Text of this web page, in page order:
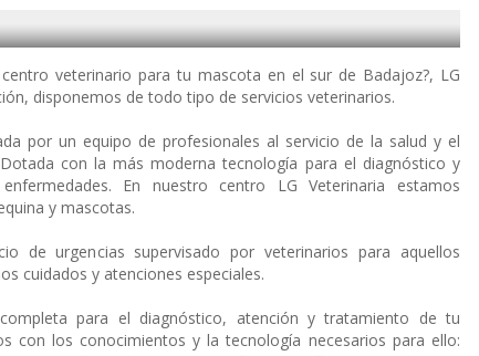
veterinario para tu mascota en el sur de Badajoz?, LG
disponemos de todo tipo de servicios veterinarios.
por un equipo de profesionales al servicio de la salud y el
con la más moderna tecnología para el diagnóstico y
En nuestro centro LG Veterinaria estamos
y mascotas.
de urgencias supervisado por veterinarios para aquellos
cuidados y atenciones especiales.
para el diagnóstico, atención y tratamiento de tu
con los conocimientos y la tecnología necesarios para ello: